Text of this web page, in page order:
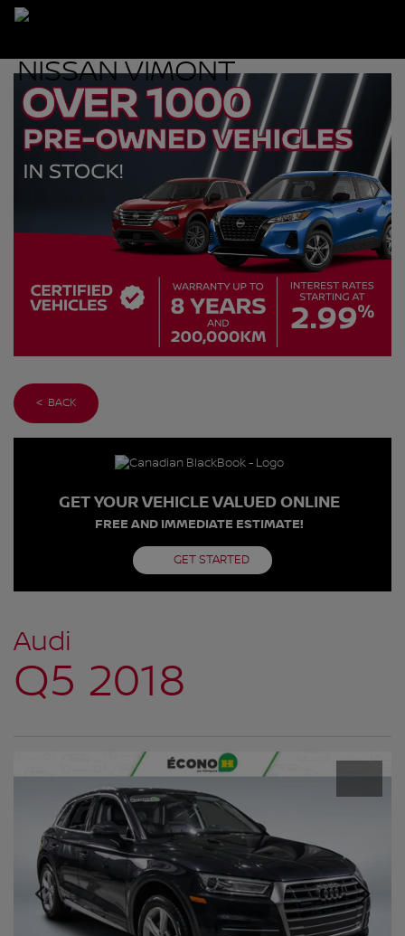
< BACK
GET YOUR VEHICLE VALUED ONLINE
FREE AND IMMEDIATE ESTIMATE!
GET STARTED
Audi
Q5 2018